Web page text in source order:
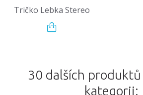
Tričko Lebka Stereo
30 dalších
kategorii: